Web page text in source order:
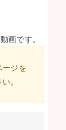
画です。
ジを
。